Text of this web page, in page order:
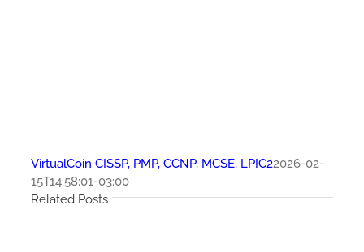
VirtualCoin CISSP, PMP, CCNP, MCSE, LPIC22026-02-
15T14:58:01-03:00
Related Posts